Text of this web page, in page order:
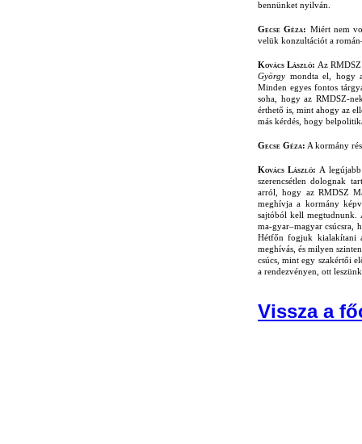
bennünket nyilván.
Gecse Géza: Miért nem
velük konzultációt a
Kovács László: Az
György mondta el, hogy
Minden egyes fontos
soha, hogy az RMDSZ-
érthető is, mint ahogy az
más kérdés, hogy
Gecse Géza: A kormány
Kovács László: A
szerencsétlen dolognak
arról, hogy az RMDSZ
meghívja a kormány
sajtóból kell megtudnunk.
ma-gyar–magyar csúcsra,
Hétfőn fogjuk kialakítani
meghívás, és milyen
csúcs, mint egy szakértői
a rendezvényen, ott
Vissza a